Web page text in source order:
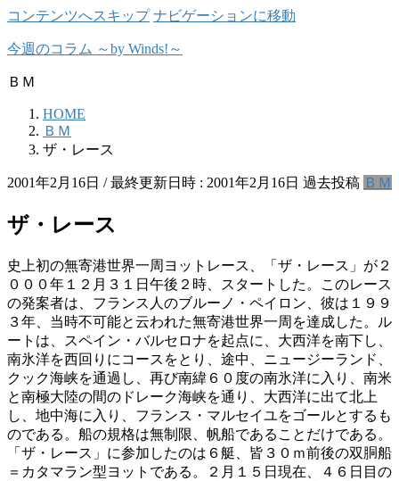
コンテンツへスキップ ナビゲーションに移動
今週のコラム ～by Winds!～
ＢＭ
HOME
ＢＭ
ザ・レース
2001年2月16日 / 最終更新日時 : 2001年2月16日 過去投稿 ＢＭ
ザ・レース
史上初の無寄港世界一周ヨットレース、「ザ・レース」が２
０００年１２月３１日午後２時、スタートした。このレース
の発案者は、フランス人のブルーノ・ペイロン、彼は１９９
３年、当時不可能と云われた無寄港世界一周を達成した。ル
ートは、スペイン・バルセロナを起点に、大西洋を南下し、
南氷洋を西回りにコースをとり、途中、ニュージーランド、
クック海峡を通過し、再び南緯６０度の南氷洋に入り、南米
と南極大陸の間のドレーク海峡を通り、大西洋に出て北上
し、地中海に入り、フランス・マルセイユをゴールとするも
のである。船の規格は無制限、帆船であることだけである。
「ザ・レース」に参加したのは６艇、皆３０ｍ前後の双胴船
＝カタマラン型ヨットである。２月１５日現在、４６日目の